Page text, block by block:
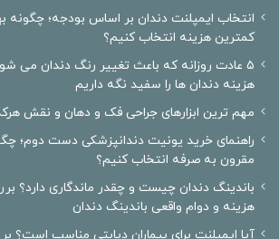
انتخاب ایمپلنت دندان بر اساس بودجه؛ چگونه
کمترین هزینه انتخاب کنیم؟
۵ عادت روزانه که باعث تغییر رنگ دندان می
هزینه دندان ها را سفید نگه داریم
مهم ترین ابزارهای جراحی فک و دهان و نقش
راهنمای خرید یونیت دندانپزشکی دست دوم؛
مقرون به صرفه انتخاب کنیم؟
باندینگ دندان چیست و چقدر ماندگاری دارد؟
هزینه و دوام واقعی باندینگ دندان
آیا ایمپلنت برای بیماران دیابتی مناسب